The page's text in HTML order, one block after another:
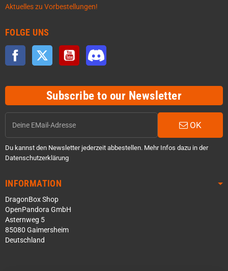
Aktuelles zu Vorbestellungen!
FOLGE UNS
Facebook Twitter YouTube
Subscribe to our Newsletter
OK
Du kannst den Newsletter jederzeit abbestellen. Mehr Infos dazu in der
Datenschutzerklärung
INFORMATION
DragonBox Shop
OpenPandora GmbH
Asternweg 5
85080 Gaimersheim
Deutschland